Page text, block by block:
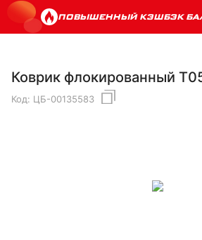
ПОВЫШЕННЫЙ КЭШБЭК
Коврик флокированный
Код: ЦБ-00135583